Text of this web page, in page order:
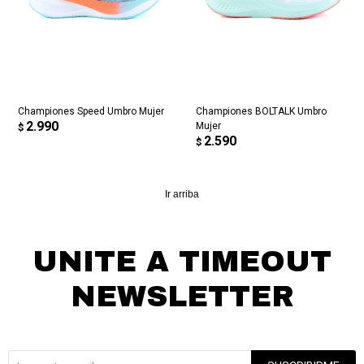
Championes Speed Umbro Mujer
$ 2.990
Championes BOLTALK Umbro
Mujer
$ 2.590
Ir arriba
UNITE A TIMEOUT
NEWSLETTER